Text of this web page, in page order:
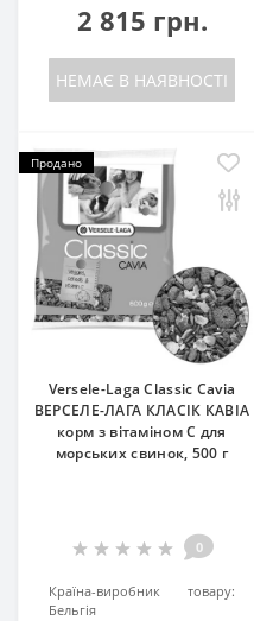
2 815 грн.
НЕМАЄ В НАЯВНОСТІ
Продано
Versele-Laga Classic Cavia
ВЕРСЕЛЕ-ЛАГА КЛАСІК КАВІА
корм з вітаміном C для
морських свинок, 500 г
0
Країна-виробник товару:
Бельгія